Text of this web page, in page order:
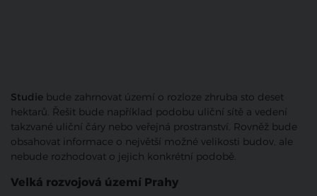
Studie bude zahrnovat území o rozloze zhruba sto deset
hektarů. Řešit bude například podobu uliční sítě a vedení
takzvané uliční čáry nebo veřejná prostranství. Rovněž bude
obsahovat informace o největší možné velikosti budov, ale
nebude rozhodovat o jejich konkrétní podobě.
Velká rozvojová území Prahy